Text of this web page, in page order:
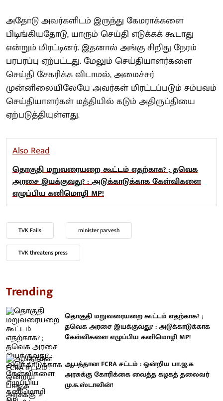
அதோடு அவர்களிடம் இருந்து கேமராக்களை
பிடிங்கியதோடு, யாரும் செய்தி எடுக்கக் கூடாது
என்றும் மிரட்டினர். இதனால் அங்கு சிறிது நேரம்
பரபரப்பு ஏற்பட்டது. மேலும் செய்தியாளர்களை
செய்தி சேகரிக்க விடாமல், அமைச்சர்
முன்னிலையிலேயே அவர்கள் மிரட்டப்படும் சம்பவம்
செய்தியாளர்கள் மத்தியில் கடும் அதிருப்தியை
ஏற்படுத்தியுள்ளது.
Also Read
தொகுதி மறுவரையறை கூட்டம் எதற்காக? ; தவெக
அரசை இயக்குவது? : அடுக்காடுக்காக கேள்விகளை
எழுப்பிய கனிமொழி MP!
TVK Fails minister parvesh
TVK threatens press
Trending
தொகுதி மறுவரையறை கூட்டம் எதற்காக? ;
தவெக அரசை இயக்குவது? : அடுக்காடுக்காக
கேள்விகளை எழுப்பிய கனிமொழி MP!
ஆபத்தான FCRA சட்டம் : ஒன்றிய பா.ஜ.க
அரசுக்கு கோரிக்கை வைத்த கழகத் தலைவர்
மு.க.ஸ்டாலின்!